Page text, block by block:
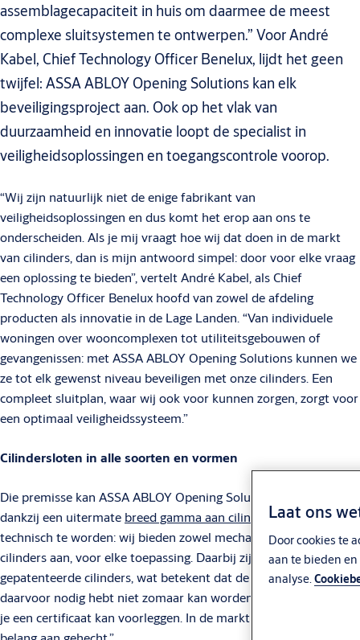
assemblagecapaciteit in huis om daarmee de meest
complexe sluitsystemen te ontwerpen.” Voor André
Kabel, Chief Technology Officer Benelux, lijdt het geen
twijfel: ASSA ABLOY Opening Solutions kan elk
beveiligingsproject aan. Ook op het vlak van
duurzaamheid en innovatie loopt de specialist in
veiligheidsoplossingen en toegangscontrole voorop.
“Wij zijn natuurlijk niet de enige fabrikant van
veiligheidsoplossingen en dus komt het erop aan ons te
onderscheiden. Als je mij vraagt hoe wij dat doen in de markt
van cilinders, dan is mijn antwoord simpel: door voor elke vraag
een oplossing te bieden”, vertelt André Kabel, als Chief
Technology Officer Benelux hoofd van zowel de afdeling
producten als innovatie in de Lage Landen. “Van individuele
woningen over wooncomplexen tot utiliteitsgebouwen of
gevangenissen: met ASSA ABLOY Opening Solutions kunnen we
ze tot elk gewenst niveau beveiligen met onze cilinders. Een
compleet sluitplan, waar wij ook voor kunnen zorgen, zorgt voor
een optimaal veiligheidssysteem.”
Cilindersloten in alle soorten en vormen
Die premisse kan ASSA ABLOY Opening Solutions waarmaken
dankzij een uitermate breed gamma aan cilinders. “Zonder te
technisch te worden: wij bieden zowel mechanische als digitale
cilinders aan, voor elke toepassing. Daarbij zijn uiteraard ook
gepatenteerde cilinders, wat betekent dat de sleutel die je
daarvoor nodig hebt niet zomaar kan worden bijgemaakt, tenzij
je een certificaat kan voorleggen. In de markt wordt daar veel
Laat ons
Door cookies te
aan te bieden
analyse.